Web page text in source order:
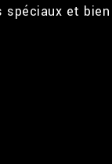
et